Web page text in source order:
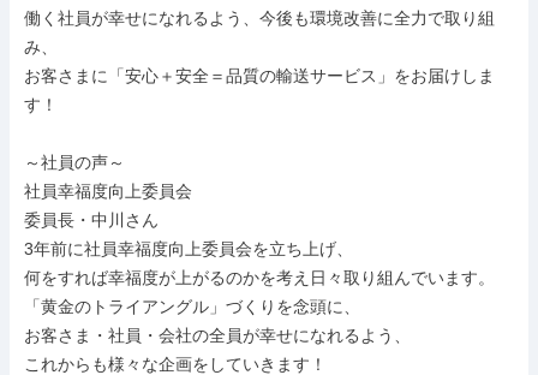
働く社員が幸せになれるよう、今後も環境改善に全力で取り組
み、
お客さまに「安心＋安全＝品質の輸送サービス」をお届けしま
す！
～社員の声～
社員幸福度向上委員会
委員長・中川さん
3年前に社員幸福度向上委員会を立ち上げ、
何をすれば幸福度が上がるのかを考え日々取り組んでいます。
「黄金のトライアングル」づくりを念頭に、
お客さま・社員・会社の全員が幸せになれるよう、
これからも様々な企画をしていきます！